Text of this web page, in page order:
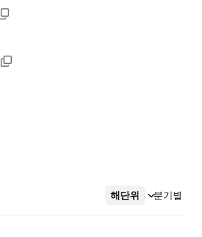
해단위 분기별
더보기